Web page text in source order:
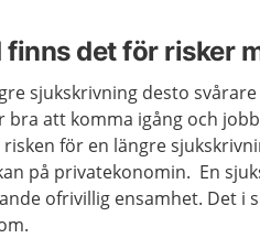
finns det för risker
sjukskrivning desto
bra att komma igång och
risken för en längre
på privatekonomin. En
ofrivillig ensamhet. Det i